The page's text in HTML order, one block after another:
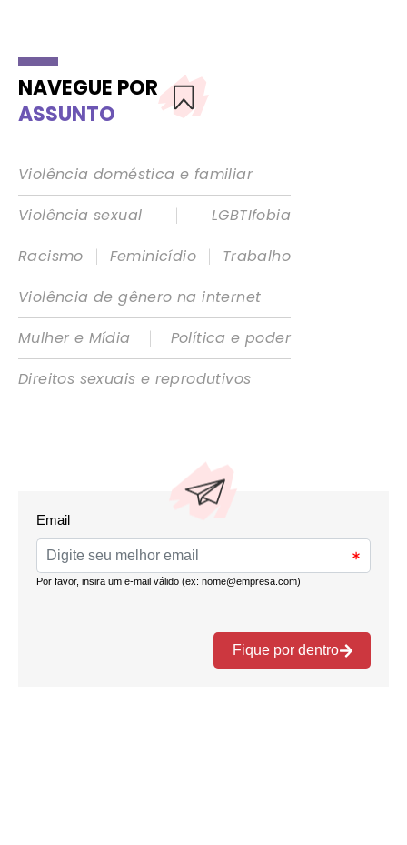
NAVEGUE POR
ASSUNTO
Violência doméstica e familiar
Violência sexual
|
LGBTIfobia
Racismo
| Feminicídio |
Trabalho
Violência de gênero na internet
Mulher e Mídia
|
Política e poder
Direitos sexuais e reprodutivos